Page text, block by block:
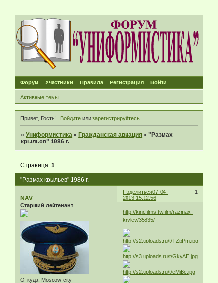
Форум Участники Правила Регистрация Войти
Активные темы
Привет, Гость! Войдитеили зарегистрируйтесь.
»Униформистика » Гражданская авиация »"Размах
крыльев" 1986 г.
"Размах крыльев" 1986 г.
Страница:1
Поделиться 1
07-04-
2013 15:12:56
NAV
Старший лейтенант
Откуда: Moscow-city
http://kinofilms.tv/film/razmax-
krylev/35835/